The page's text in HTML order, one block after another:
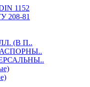
1152
81
(В П..